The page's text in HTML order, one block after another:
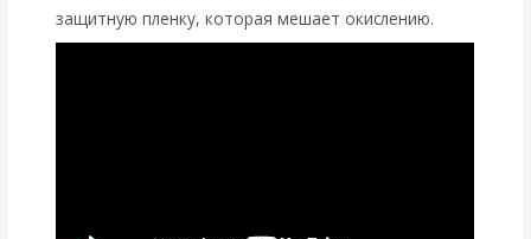
защитную пленку, которая мешает окислению.